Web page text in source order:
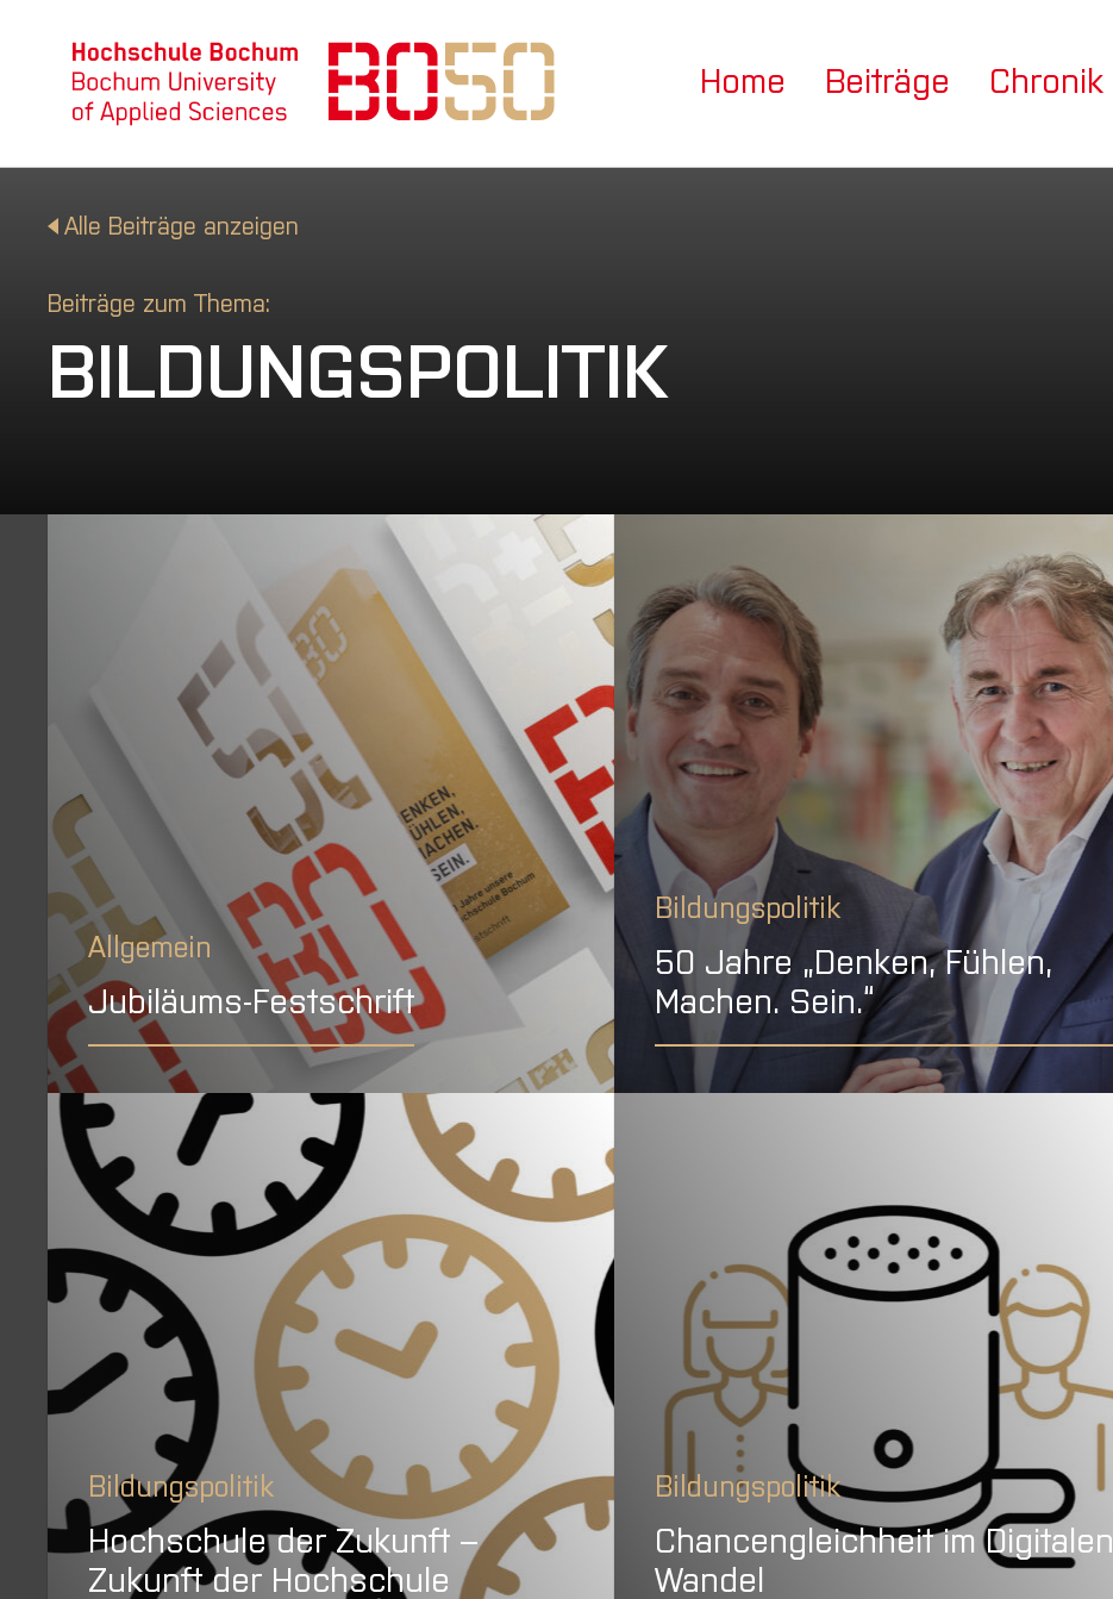
Home Beiträge Chronik
Alle Beiträge anzeigen
Beiträge zum Thema:
BILDUNGSPOLITIK
Allgemein
Jubiläums-Festschrift
Bildungspolitik
50 Jahre „Denken, Fühlen,
Machen. Sein.“
Bildungspolitik
Hochschule der Zukunft –
Zukunft der Hochschule
Bildungspolitik
Chancengleichheit im Digitalen
Wandel